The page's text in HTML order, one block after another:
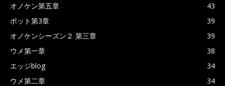
オノケン第五章
43
ポット第3章
39
オノケンシーズン２ 第三章
39
ウメ第一章
38
エッジblog
34
ウメ第二章
34